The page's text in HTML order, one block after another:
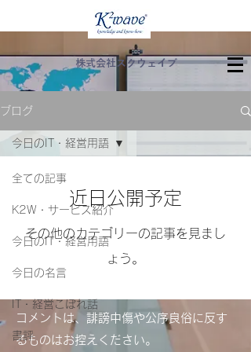
株式会社スクウェイブ
ブログ
全ての記事
K2W・サービス紹介
今日のIT・経営用語
今日の名言
IT・経営こぼれ話
書評
今日のIT・経営用語
近日公開予定
その他のカテゴリーの記事を見まし
ょう。
コメントは、誹謗中傷や公序良俗に反す
るものはお控えください。